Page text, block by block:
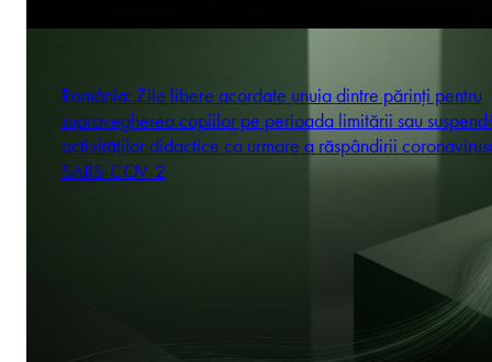
România: Zile libere acordate unuia dintre părinți pentru
supravegherea copiilor pe perioada limitării sau
activităților didactice ca urmare a răspândirii
SARS-COV-2